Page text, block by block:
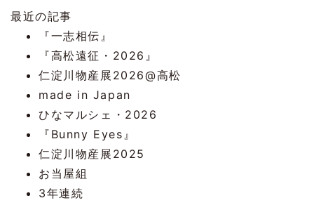
最近の記事
『一志相伝』
『高松遠征・2026』
仁淀川物産展2026@高松
made in Japan
ひなマルシェ・2026
『Bunny Eyes』
仁淀川物産展2025
お当屋組
3年連続